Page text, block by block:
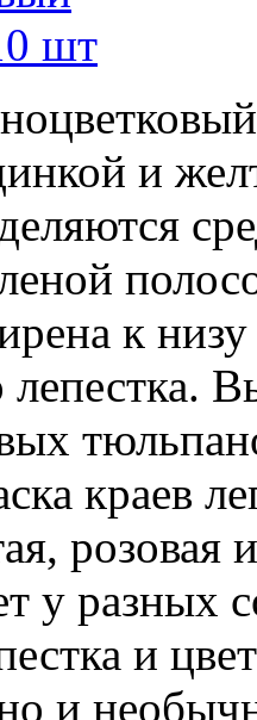
и
к
лепестка.
краев
у разных
и
и